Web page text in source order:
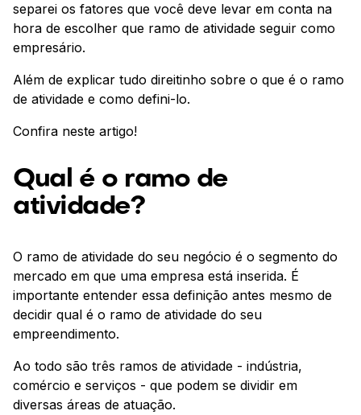
separei os fatores que você deve levar em conta na
hora de escolher que ramo de atividade seguir como
empresário.
Além de explicar tudo direitinho sobre o que é o ramo
de atividade e como defini-lo.
Confira neste artigo!
Qual é o ramo de
atividade?
O ramo de atividade do seu negócio é o segmento do
mercado em que uma empresa está inserida. É
importante entender essa definição antes mesmo de
decidir qual é o ramo de atividade do seu
empreendimento.
Ao todo são três ramos de atividade - indústria,
comércio e serviços - que podem se dividir em
diversas áreas de atuação.